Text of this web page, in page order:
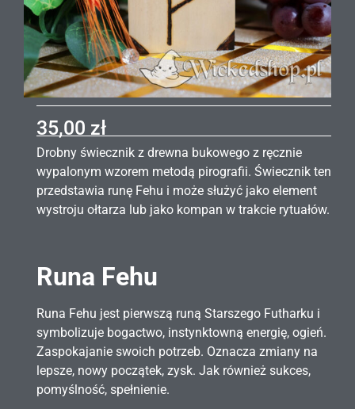
35,00 zł
Drobny świecznik z drewna bukowego z ręcznie
wypalonym wzorem metodą pirografii. Świecznik ten
przedstawia runę Fehu i może służyć jako element
wystroju ołtarza lub jako kompan w trakcie rytuałów.
Runa Fehu
Runa Fehu jest pierwszą runą Starszego Futharku i
symbolizuje bogactwo, instynktowną energię, ogień.
Zaspokajanie swoich potrzeb. Oznacza zmiany na
lepsze, nowy początek, zysk. Jak również sukces,
pomyślność, spełnienie.